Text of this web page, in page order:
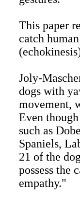
This paper
catch
Joly-
dogs with
movement,
Even
such as
Spaniels,
21 of the
possess the
empathy."